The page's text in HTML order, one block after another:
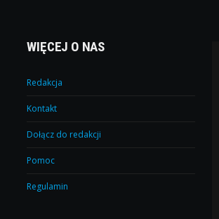
WIĘCEJ O NAS
Redakcja
Kontakt
Dołącz do redakcji
Pomoc
Regulamin